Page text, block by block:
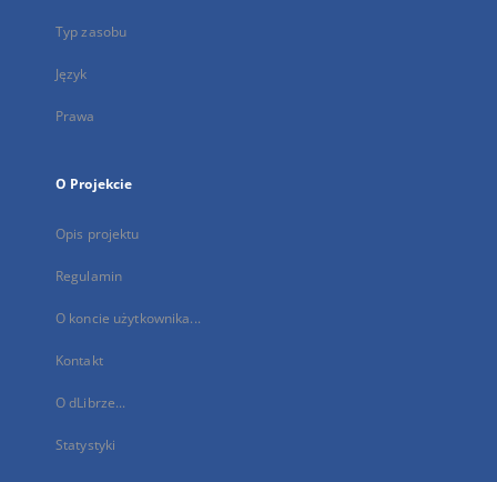
Typ zasobu
Język
Prawa
O Projekcie
Opis projektu
Regulamin
O koncie użytkownika...
Kontakt
O dLibrze...
Statystyki